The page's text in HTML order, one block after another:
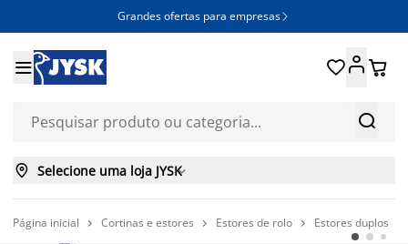
Grandes ofertas para empresas 


 
 Selecione uma loja JYSK
Página inicial  Cortinas e estores  Estores de rolo  Estores duplos